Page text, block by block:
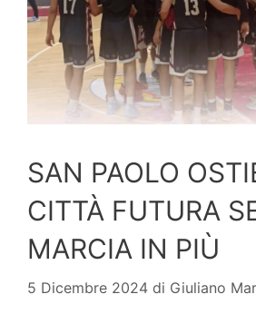
SAN PAOLO
CITTÀ FUTURA
MARCIA IN PIÙ
5 Dicembre 2024 di Giuliano